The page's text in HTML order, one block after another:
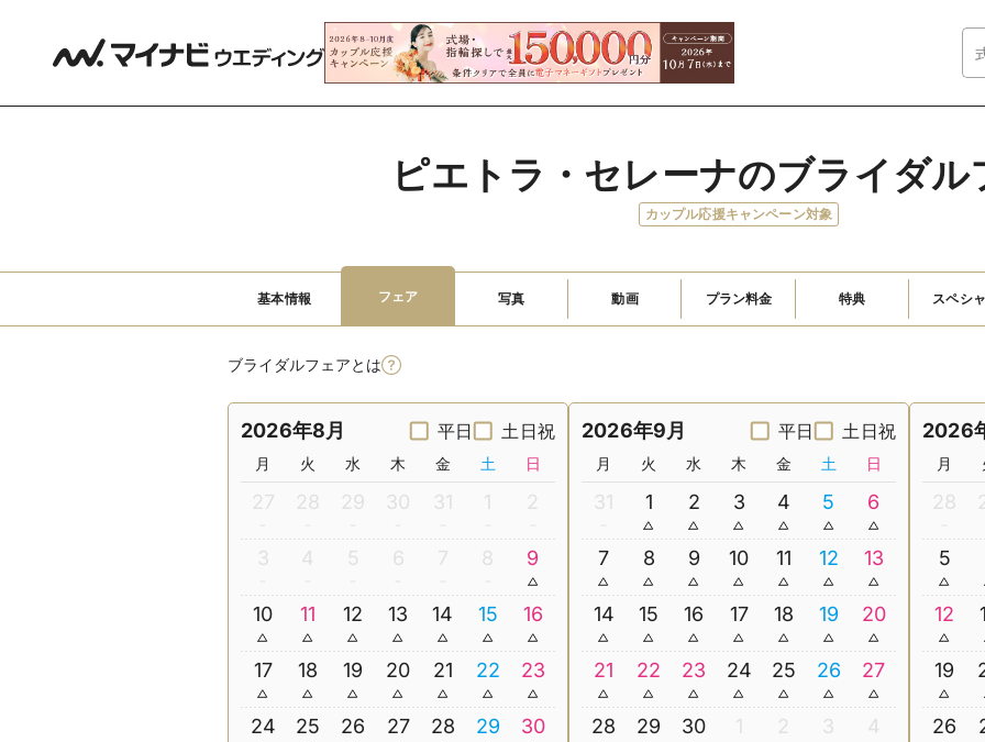
ピエトラ・セレーナのブライダル
カップル応援キャンペーン対象
基本情報 フェア 写真 動画 プラン料金 特典 スペシ
ブライダルフェアとは
2026年8月 平日 土日祝
月 火 水 木 金 土 日
27 28 29 30 31 1 2
3 4 5 6 7 8 9
10 11 12 13 14 15 16
17 18 19 20 21 22 23
24 25 26 27 28 29 30
2026年9月 平日 土日祝
月 火 水 木 金 土 日
31 1 2 3 4 5 6
7 8 9 10 11 12 13
14 15 16 17 18 19 20
21 22 23 24 25 26 27
28 29 30 1 2 3 4
2026
月
28
5
12
19
26